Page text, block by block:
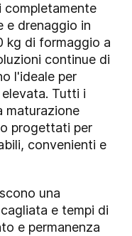
completamente
e drenaggio in
kg di formaggio a
continue di
l'ideale per
Tutti i
maturazione
progettati per
convenienti e
una
e tempi di
e permanenza